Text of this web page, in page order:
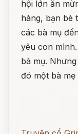
hội lớn ăn
hàng, bạn bè
các bà mụ
yêu con
bà mụ.
đó một bà